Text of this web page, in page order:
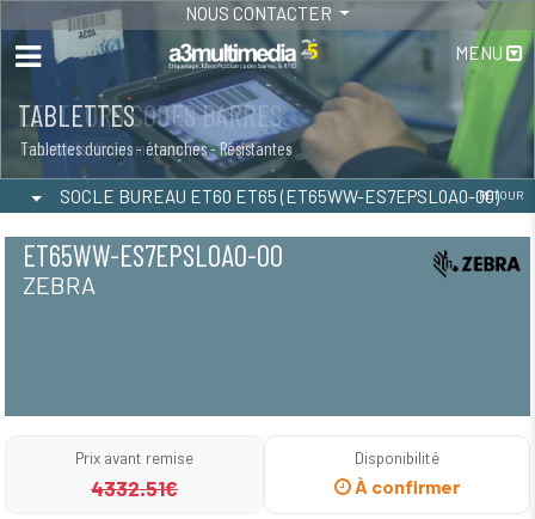
NOUS CONTACTER
MENU
TABLETTES
Tablettes durcies - étanches - Résistantes
SOCLE BUREAU ET60 ET65 (ET65WW-ES7EPSL0A0-00)RETOUR
ET65WW-ES7EPSL0A0-00
ZEBRA
Prix avant remise
4332.51€
Disponibilité
À confirmer